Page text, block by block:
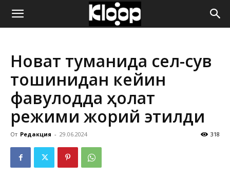
ҚИРҒИЗИСТОН
ЯНГИЛИКЛАРИ
Новқат туманида сел-сув
тошқинидан кейин
фавқулодда ҳолат
режими жорий этилди
От Редакция - 29.06.2024 318